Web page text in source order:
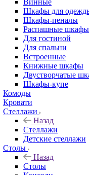
Винные
Шкафы для
Шкафы-пеналы
Распашные шкафы
Для гостиной
Для спальни
Встроенные
Книжные шкафы
Двустворчатые
Шкафы-купе
Комоды
Кровати
Стеллажи
Назад
Стеллажи
Детские стеллажи
Столы
Назад
Столы